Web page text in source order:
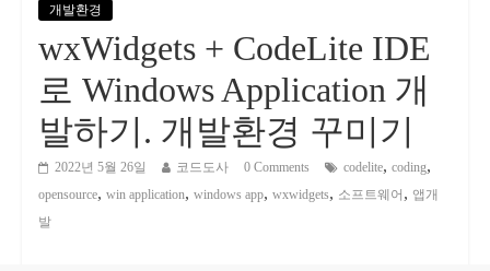
개발환경
wxWidgets + CodeLite IDE
로 Windows Application 개
발하기. 개발환경 꾸미기
2022년 5월 26일 코드도사 0 Comments codelite, coding,
opensource, win application, windows app, wxwidgets, 소프트웨어 , 앱개
발